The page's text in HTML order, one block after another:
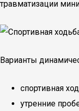
травматизации
Варианты
спортивная
утренние